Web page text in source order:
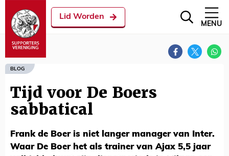
Lid Worden
MENU
BLOG
Tijd voor De Boers
sabbatical
Frank de Boer is niet langer manager van Inter.
Waar De Boer het als trainer van Ajax 5,5 jaar